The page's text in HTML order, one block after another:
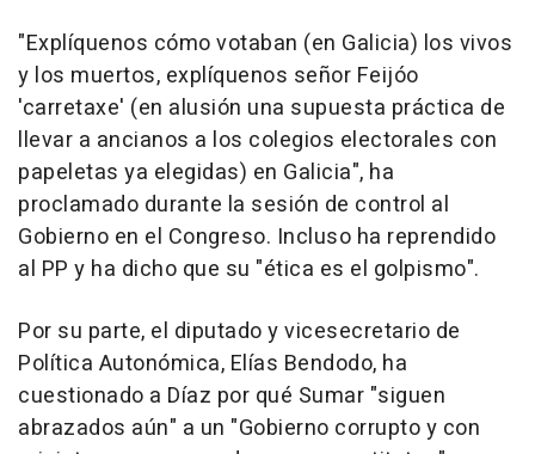
"Explíquenos cómo votaban (en Galicia) los vivos
y los muertos, explíquenos señor Feijóo
'carretaxe' (en alusión una supuesta práctica de
llevar a ancianos a los colegios electorales con
papeletas ya elegidas) en Galicia", ha
proclamado durante la sesión de control al
Gobierno en el Congreso. Incluso ha reprendido
al PP y ha dicho que su "ética es el golpismo".
Por su parte, el diputado y vicesecretario de
Política Autonómica, Elías Bendodo, ha
cuestionado a Díaz por qué Sumar "siguen
abrazados aún" a un "Gobierno corrupto y con